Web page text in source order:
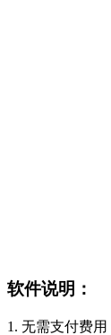
软件说明：
1. 无需支付费